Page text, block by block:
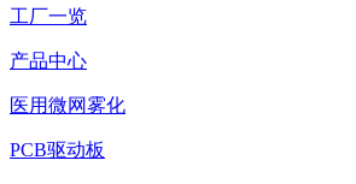
工厂一览
产品中心
医用微网雾化
PCB驱动板